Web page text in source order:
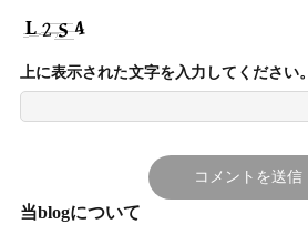
上に表示された文字を入力してください。
当blogについて